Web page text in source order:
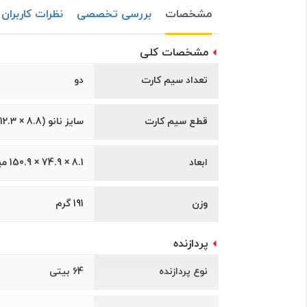
مشخصات بررسی تخصصی نظرات کاربران
مشخصات کلی
تعداد سیم کارت دو
قطع سیم کارت سايز نانو (8.8 × 12.3 ميلیمتر)
ابعاد 8.1 × 74.9 × 150.9 میلی‌متر
وزن 191 گرم
پردازنده
نوع پردازنده 64 بیتی